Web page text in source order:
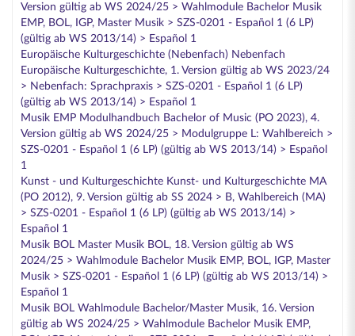
Version gültig ab WS 2024/25 > Wahlmodule Bachelor Musik
EMP, BOL, IGP, Master Musik > SZS-0201 - Español 1 (6 LP)
(gültig ab WS 2013/14) > Español 1
Europäische Kulturgeschichte (Nebenfach) Nebenfach
Europäische Kulturgeschichte, 1. Version gültig ab WS 2023/24
> Nebenfach: Sprachpraxis > SZS-0201 - Español 1 (6 LP)
(gültig ab WS 2013/14) > Español 1
Musik EMP Modulhandbuch Bachelor of Music (PO 2023), 4.
Version gültig ab WS 2024/25 > Modulgruppe L: Wahlbereich >
SZS-0201 - Español 1 (6 LP) (gültig ab WS 2013/14) > Español
1
Kunst - und Kulturgeschichte Kunst- und Kulturgeschichte MA
(PO 2012), 9. Version gültig ab SS 2024 > B, Wahlbereich (MA)
> SZS-0201 - Español 1 (6 LP) (gültig ab WS 2013/14) >
Español 1
Musik BOL Master Musik BOL, 18. Version gültig ab WS
2024/25 > Wahlmodule Bachelor Musik EMP, BOL, IGP, Master
Musik > SZS-0201 - Español 1 (6 LP) (gültig ab WS 2013/14) >
Español 1
Musik BOL Wahlmodule Bachelor/Master Musik, 16. Version
gültig ab WS 2024/25 > Wahlmodule Bachelor Musik EMP,